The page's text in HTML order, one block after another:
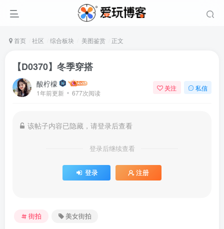
首页 社区 综合板块 美图鉴赏 正文
【D0370】冬季穿搭
酸柠檬
1年前更新 677次阅读
关注 私信
该帖子内容已隐藏，请登录后查看
登录后继续查看
登录 注册
街拍 美女街拍